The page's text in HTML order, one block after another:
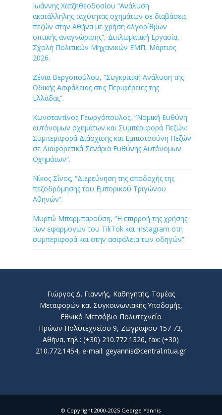
Ιωάννης Χατζηθεοδοσίου “Ανάλυση
ακατάλληλης ταχύτητας οχημάτων σε διαβάσεις
πεζών στην Αθήνα με χρήση αλγορίθμων
οπτικής αναγνώρισης”, Διπλωματική Εργασία,
Σχολή Πολιτικών Μηχανικών ΕΜΠ, Μάρτιος
2026.
Ζένια Βεργοπούλου, “Συγκριτική Ανάλυση της
Οδικής Ασφάλειας στις Περιφέρειες της
Ελλάδας”.
Κωνσταντίνος Γεωργόπουλος, “Νομική Ευθύνη
αυτόνομων οχημάτων και Συμπεριφορά Πεζών:
Συμπεριφορά Διάσχισης και Εμπιστοσύνη Πεζών
σε Διαφορετικά Σενάρια Ευθύνης Αυτόνομων
Οχημάτων”.
Νίκος Σίνος, “Διερεύνηση της αποδοχής της
πεζοδρόμησης του Εμπορικού Τριγώνου
Αθηνών”.
Μυρτώ Μπαρμπαρούση, “Η επιρροή της χρήσης
των εφαρμογών του TikTok και Instagram στη
συμπεριφορά και στην ασφάλεια των οδηγών”.
Γιώργος Δ. Γιαννής, Καθηγητής, Τομέας
Μεταφορών και Συγκοινωνιακής Υποδομής,
Εθνικό Μετσόβιο Πολυτεχνείο
Ηρώων Πολυτεχνείου 9, Ζωγράφου 157 73,
Αθήνα, τηλ.: (+30) 210.772.1326, fax: (+30)
210.772.1454, e-mail: geyannis@central.ntua.gr
© Copyright 2000-2025 George Yannis